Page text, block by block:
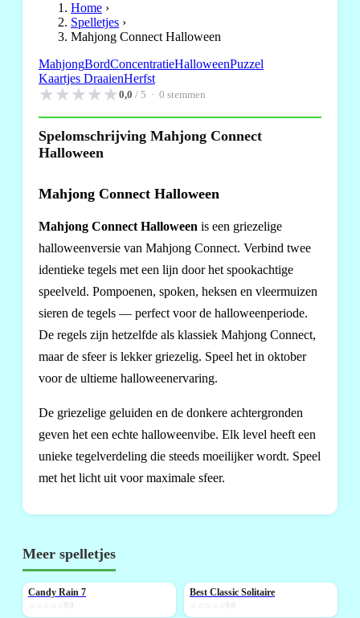
Home ›
Spelletjes ›
Mahjong Connect Halloween
MahjongBordConcentratieHalloweenPuzzel
Kaartjes DraaienHerfst
★★★★★0,0 / 5 · 0 stemmen
Spelomschrijving Mahjong Connect
Halloween
Mahjong Connect Halloween
Mahjong Connect Halloween is een griezelige
halloweenversie van Mahjong Connect. Verbind twee
identieke tegels met een lijn door het spookachtige
speelveld. Pompoenen, spoken, heksen en vleermuizen
sieren de tegels — perfect voor de halloweenperiode.
De regels zijn hetzelfde als klassiek Mahjong Connect,
maar de sfeer is lekker griezelig. Speel het in oktober
voor de ultieme halloweenervaring.
De griezelige geluiden en de donkere achtergronden
geven het een echte halloweenvibe. Elk level heeft een
unieke tegelverdeling die steeds moeilijker wordt. Speel
met het licht uit voor maximale sfeer.
Meer spelletjes
NIEUW
Candy Rain 7
0,0
NIEUW
Best Classic Solitaire
0,0